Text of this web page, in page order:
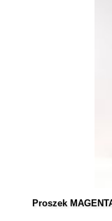
Proszek